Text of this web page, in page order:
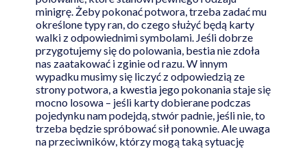
minigrę. Żeby pokonać potwora, trzeba zadać mu
określone typy ran, do czego służyć będą karty
walki z odpowiednimi symbolami. Jeśli dobrze
przygotujemy się do polowania, bestia nie zdoła
nas zaatakować i zginie od razu. W innym
wypadku musimy się liczyć z odpowiedzią ze
strony potwora, a kwestia jego pokonania staje się
mocno losowa – jeśli karty dobierane podczas
pojedynku nam podejdą, stwór padnie, jeśli nie, to
trzeba będzie spróbować sił ponownie. Ale uwaga
na przeciwników, którzy mogą taką sytuację